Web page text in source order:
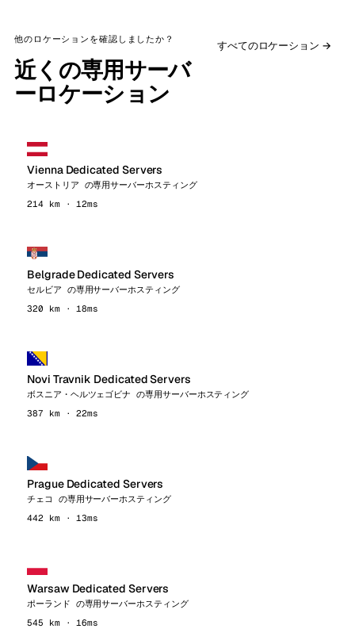
他のロケーションを確認しましたか？
近くの専用サーバ
ーロケーション
すべてのロケーション →
Vienna Dedicated Servers
オーストリア の専用サーバーホスティング
214 km · 12ms
Belgrade Dedicated Servers
セルビア の専用サーバーホスティング
320 km · 18ms
Novi Travnik Dedicated Servers
ボスニア・ヘルツェゴビナ の専用サーバーホスティング
387 km · 22ms
Prague Dedicated Servers
チェコ の専用サーバーホスティング
442 km · 13ms
Warsaw Dedicated Servers
ポーランド の専用サーバーホスティング
545 km · 16ms